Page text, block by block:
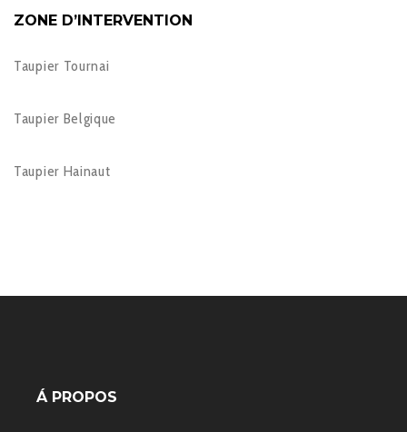
ZONE D’INTERVENTION
Taupier Tournai
Taupier Belgique
Taupier Hainaut
Á PROPOS